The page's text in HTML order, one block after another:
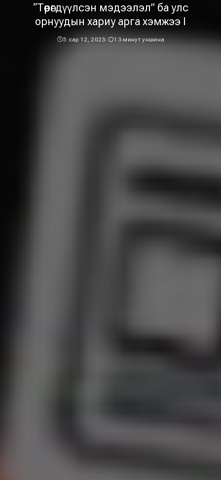
“Төөрөгдүүлсэн мэдээлэл” ба улс
орнуудын хариу арга хэмжээ I
5 сар 12, 2023 13 минут уншина